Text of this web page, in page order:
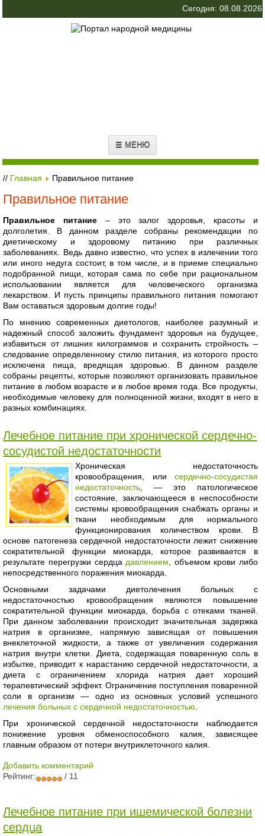
Сегодня: 08.08.2026
☰ МЕНЮ
// Главная Правильное питание
Правильное питание
Правильное питание – это залог здоровья, красоты и
долголетия. В данном разделе собраны рекомендации по
диетическому и здоровому питанию при различных
заболеваниях. Ведь давно известно, что успех в излечении того
или иного недуга состоит, в том числе, и в приеме специально
подобранной пищи, которая сама по себе при рациональном
использовании является для человеческого организма
лекарством. И пусть принципы правильного питания помогают
Вам оставаться здоровым долгие годы!
По мнению современных диетологов, наиболее разумный и
надежный способ заложить фундамент здоровья на будущее,
избавиться от лишних килограммов и сохранить стройность –
следование определенному стилю питания, из которого просто
исключена пища, вредящая здоровью. В данном разделе
собраны рецепты, которые позволяют организовать правильное
питание в любом возрасте и в любое время года. Все продукты,
необходимые человеку для полноценной жизни, входят в него в
разных комбинациях.
Лечебное питание при хронической сердечно-
сосудистой недостаточности
Хроническая недостаточность
кровообращения, или сердечно-сосудистая
недостаточность , — это патологическое
состояние, заключающееся в неспособности
системы кровообращения снабжать органы и
ткани необходимым для нормального
функционирования количеством крови. В
основе патогенеза сердечной недостаточности лежит снижение
сократительной функции миокарда, которое развивается в
результате перегрузки сердца давлением , объемом крови либо
непосредственного поражения миокарда.
Основными задачами диетолечения больных с
недостаточностью кровообращения являются повышение
сократительной функции миокарда, борьба с отеками тканей.
При данном заболевании происходит значительная задержка
натрия в организме, напрямую зависящая от повышения
внеклеточной жидкости, а также от увеличения содержания
натрия внутри клетки. Диета, содержащая поваренную соль в
избытке, приводит к нарастанию сердечной недостаточности, а
диета с ограничением хлорида натрия дает хороший
терапевтический эффект. Ограничение поступления поваренной
соли в организм — одно из основных условий успешного
лечения больных с сердечной недостаточностью
При хронической сердечной недостаточности наблюдается
понижение уровня обменоспособного калия, зависящее
главным образом от потери внутриклеточного калия.
Добавить комментарий
Рейтинг:
/ 11
Лечебное питание при ишемической болезни
сердца